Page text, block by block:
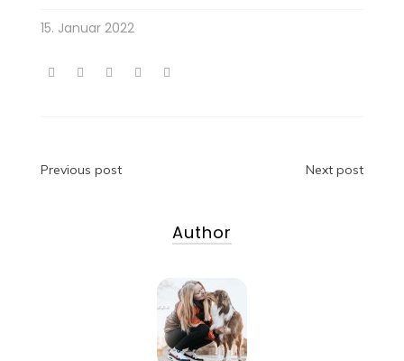
15. Januar 2022
Beitragsnavigation
Previous post Next post
Author